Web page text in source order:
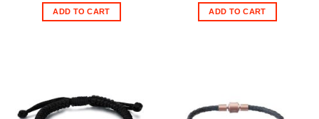
ADD TO CART ADD TO CART